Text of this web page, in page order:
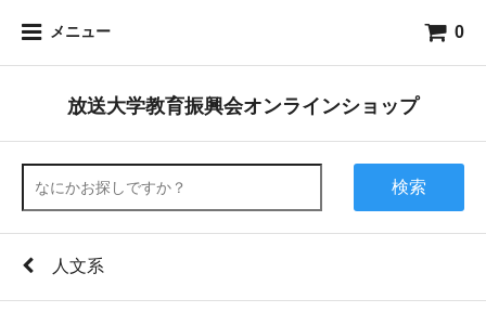
メニュー 0
放送大学教育振興会オンラインショップ
検索
人文系